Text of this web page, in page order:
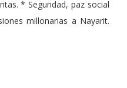
* Seguridad, paz social
millonarias a Nayarit.